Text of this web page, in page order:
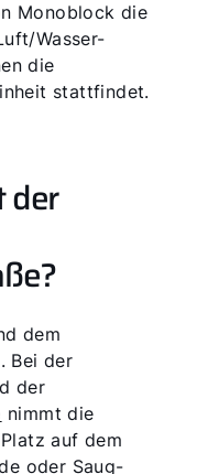
Monoblock die
Wasser-
die
stattfindet.
der
dem
Bei der
der
nimmt die
auf dem
oder Saug-